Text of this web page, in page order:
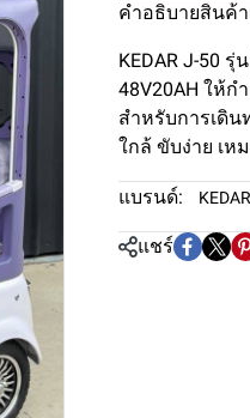
คำอธิบายสินค้
KEDAR J-50
48V20AH ให้
สำหรับการเดิน
ใกล้ ขับง่าย เห
แบรนด์: KEDAR
แชร์